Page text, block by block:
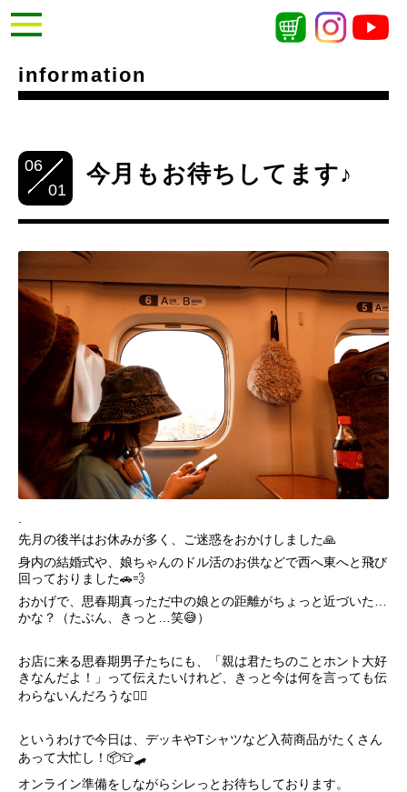
information
06
01
今月もお待ちしてます♪
先月の後半はお休みが多く、ご迷惑をおかけしました🙏
身内の結婚式や、娘ちゃんのドル活のお供などで西へ東へと飛び
回っておりました🚗💨
おかげで、思春期真っただ中の娘との距離がちょっと近づいた…
かな？（たぶん、きっと…笑😅）
お店に来る思春期男子たちにも、「親は君たちのことホント大好
きなんだよ！」って伝えたいけれど、きっと今は何を言っても伝
わらないんだろうな🤷‍♀️
というわけで今日は、デッキやTシャツなど入荷商品がたくさん
あって大忙し！📦👕🛹
オンライン準備をしながらシレっとお待ちしております。